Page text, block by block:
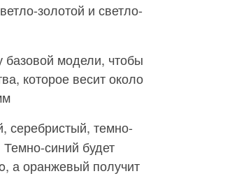
золотой и светло-
базовой модели, чтобы
которое весит около
серебристый, темно-
синий будет
а оранжевый получит